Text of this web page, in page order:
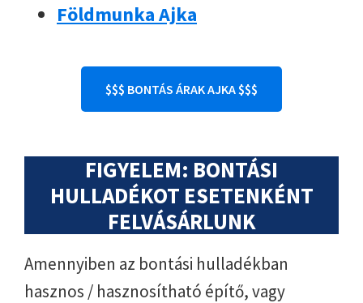
Földmunka Ajka
$$$ BONTÁS ÁRAK AJKA $$$
FIGYELEM: BONTÁSI
HULLADÉKOT ESETENKÉNT
FELVÁSÁRLUNK
Amennyiben az bontási hulladékban
hasznos / hasznosítható építő, vagy